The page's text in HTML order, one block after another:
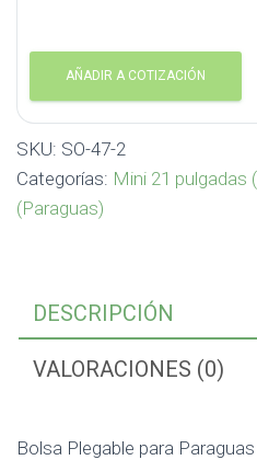
AÑADIR A COTIZACIÓN
SKU: SO-47-2
Categorías: Mini 21 pulgadas
(Paraguas)
DESCRIPCIÓN
VALORACIONES (0)
Bolsa Plegable para